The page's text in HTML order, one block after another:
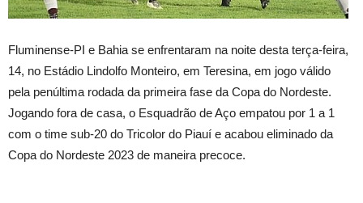
Fluminense-PI e Bahia se enfrentaram na noite desta terça-feira,
14, no Estádio Lindolfo Monteiro, em Teresina, em jogo válido
pela penúltima rodada da primeira fase da Copa do Nordeste.
Jogando fora de casa, o Esquadrão de Aço empatou por 1 a 1
com o time sub-20 do Tricolor do Piauí e acabou eliminado da
Copa do Nordeste 2023 de maneira precoce.